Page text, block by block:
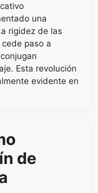
una
rigidez de las
paso a
Esta revolución
evidente en
de